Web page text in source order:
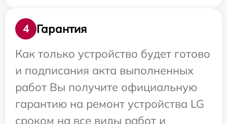
4
Гарантия
Как только устройство будет готово
и подписания акта выполненных
работ Вы получите официальную
гарантию на ремонт устройства LG
сроком на все виды работ и